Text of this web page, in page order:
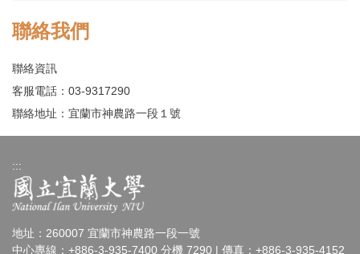
聯絡我們
聯絡資訊
客服電話：03-9317290
聯絡地址：宜蘭市神農路一段１號
:::
地址：260007 宜蘭市神農路一段一號
中心專線：+886-3-935-7400 分機 7290 | 傳真：+886-3-935-4152